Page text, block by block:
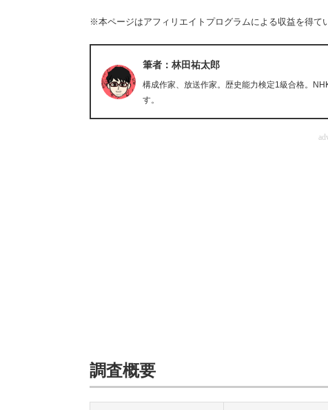
※本ページはアフィリエイトプログラムによる収益を得て
筆者：林田祐太郎
構成作家、放送作家。歴史能力検定1級合格。
す。
調査概要